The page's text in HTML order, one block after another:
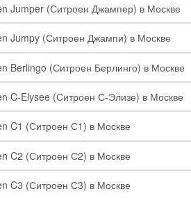
Jumper (Ситроен Джампер) в Москве
Jumpy (Ситроен Джампи) в Москве
Berlingo (Ситроен Берлинго) в Москве
C-Elysee (Ситроен С-Элизе) в Москве
C1 (Ситроен С1) в Москве
C2 (Ситроен С2) в Москве
C3 (Ситроен С3) в Москве